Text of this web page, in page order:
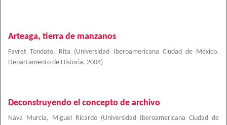
Arteaga, tierra de manzanos
Favret Tondato, Rita (Universidad Iberoamericana Ciudad de México.
Departamento de Historia, 2004)
Deconstruyendo el concepto de archivo
Nava Murcia, Miguel Ricardo (Universidad Iberoamericana Ciudad de